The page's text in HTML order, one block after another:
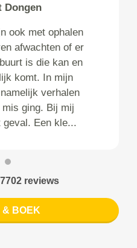
Dongen
ook met ophalen
afwachten of er
is die kan en
komt. In mijn
verhalen
ging. Bij mij
Een kle...
reviews
& BOEK